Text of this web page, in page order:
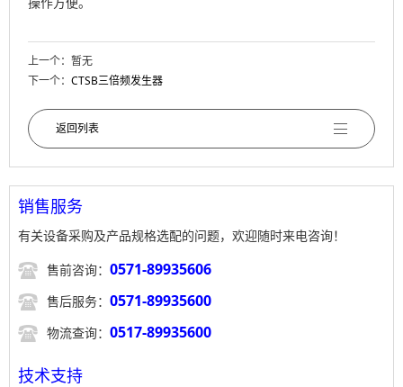
操作方便。
上一个：暂无
下一个： CTSB三倍频发生器
返回列表
销售服务
有关设备采购及产品规格选配的问题，欢迎随时来电咨询！
 售前咨询： 0571-89935606
 售后服务： 0571-89935600
 物流查询： 0517-89935600
技术支持